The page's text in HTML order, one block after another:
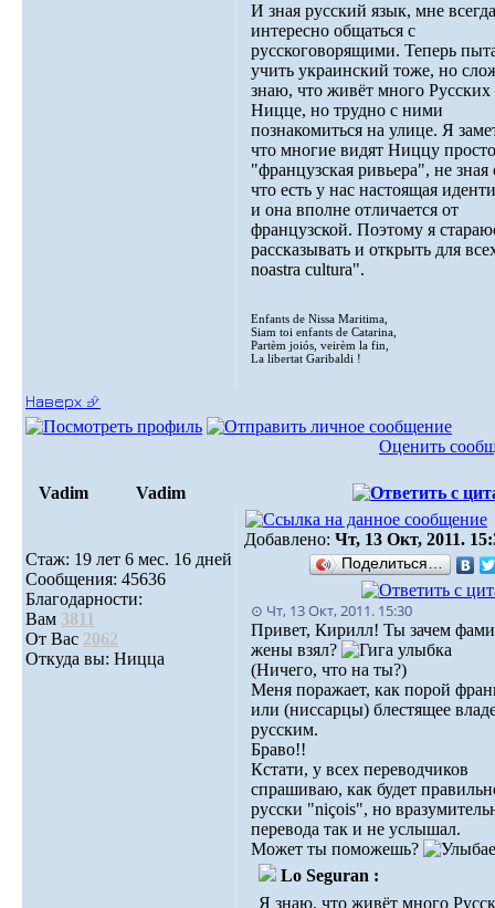
И зная русский язык, мне
интересно общаться с
русскоговорящими. Теперь
учить украинский тоже, но
знаю, что живёт много Русских
Ницце, но трудно с ними
познакомиться на улице. Я
что многие видят Ниццу
"французская ривьера", не зная
что есть у нас настоящая
и она вполне отличается от
французской. Поэтому я
рассказывать и открыть для
noastra cultura".
Enfants de Nissa Maritima,
Siam toi enfants de Catarina,
Partèm joiós, veirèm la fin,
La libertat Garibaldi !
Наверх ⮵
Оценить
Vadim Vadim
Стаж: 19 лет 6 мес. 16 дней
Сообщения: 45636
Благодарности:
Вам 3811
От Вас 2062
Откуда вы: Ницца
Добавлено: Чт, 13 Окт, 2011.
Поделиться…
⊙ Чт, 13 Окт, 2011. 15:30
Привет, Кирилл! Ты зачем
жены взял?
(Ничего, что на ты?)
Меня поражает, как порой
или (ниссарцы) блестящее
русским.
Браво!!
Кстати, у всех переводчиков
спрашиваю, как будет
русски "niçois", но
перевода так и не услышал.
Может ты поможешь?
Lo Seguran :
Я знаю, что живёт много